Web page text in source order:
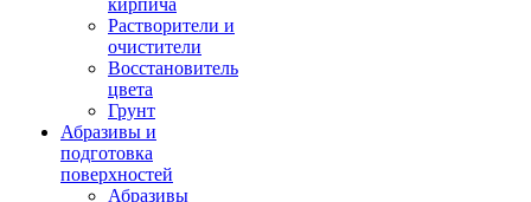
кирпича
Растворители и
очистители
Восстановитель
цвета
Грунт
Абразивы и
подготовка
поверхностей
Абразивы